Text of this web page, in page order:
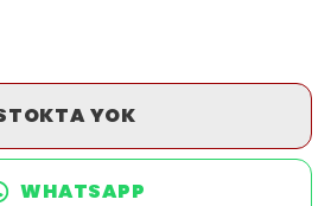
YOK
WHATSAPP